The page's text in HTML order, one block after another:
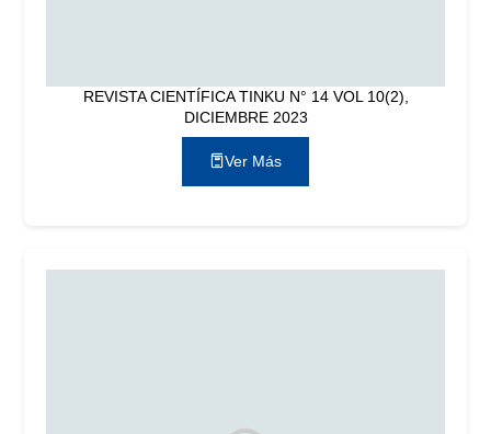
REVISTA CIENTÍFICA TINKU N° 14 VOL 10(2),
DICIEMBRE 2023
Ver Más